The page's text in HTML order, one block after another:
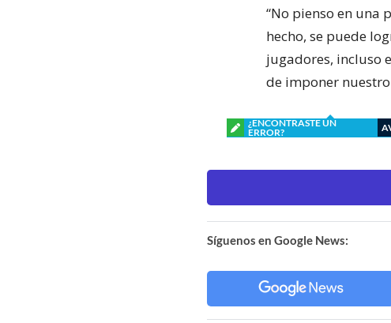
“No pienso en una
hecho, se puede
jugadores, incluso
de imponer
¿ENCONTRASTE UN
ERROR?
Síguenos en Google News: